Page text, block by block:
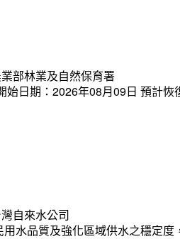
部林業及自然保育署
始日期：2026年08月09日 預計
自來水公司
水品質及強化區域供水之穩定